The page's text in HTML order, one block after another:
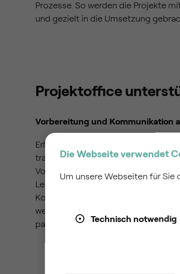
Prozesse. So werden die Projekte
und gezielt in die Umsetzung
Projektoffice
Vorbereitung und Kommunikation
Erfolgreiches Projektmanagement
transparenter Kommunikation. Wir
Vorbereitung und Moderation von
Lenkungskreisen. Zudem erstellen
Kommunikationsmaterialien für
werden Entscheidungen fundiert
passgenau vermittelt.
Die Webseite verwendet
Um unsere Webseiten für
Technisch notwendig